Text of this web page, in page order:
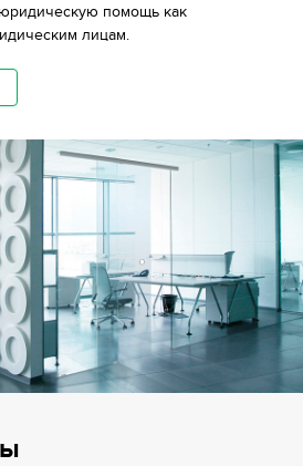
помощь как
лицам.